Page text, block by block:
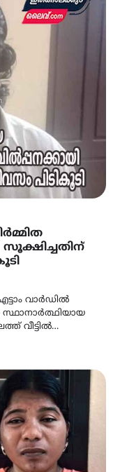
സൂക്ഷിച്ചതിന്
വാർഡിൽ
സ്ഥാനാർത്ഥിയായ
വീട്ടിൽ…